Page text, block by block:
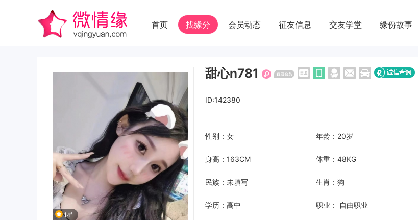
首页 找缘分 会员动态 征友信息 交友学堂 缘份故事
1星
甜心n781
ID:142380
性别：女 年龄：20岁
身高：163CM 体重：48KG
民族：未填写 生肖：狗
学历：高中 职业： 自由职业